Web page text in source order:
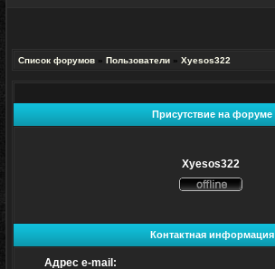
Список форумов » Пользователи » Xyesos322
Присутствие на форуме
Xyesos322
Контактная информация
Адрес e-mail: